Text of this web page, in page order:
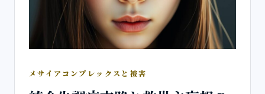
メサイアコンプレックスと被害